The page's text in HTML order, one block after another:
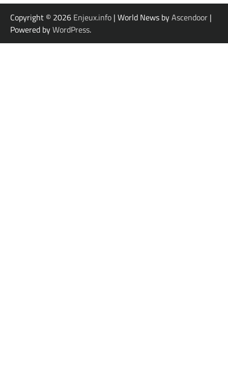
Copyright © 2026 Enjeux.info | World News byAscendoor |
Powered byWordPress.